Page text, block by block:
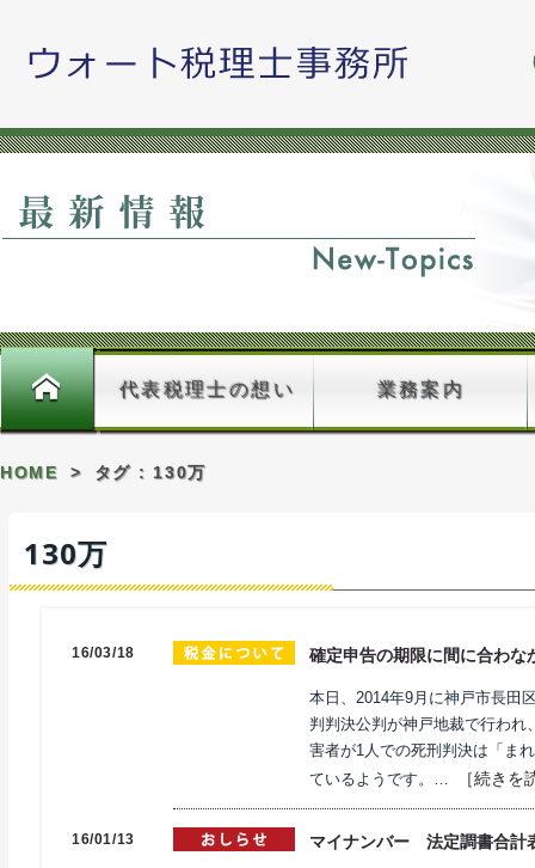
ホーム
代表税理士の想い 業務案内
HOME > タグ : 130万
130万
16/03/18 確定申告の期限に間に合わ
本日、2014年9月に神戸市長田
判判決公判が神戸地裁で行わ
害者が1人での死刑判決は「ま
ているようです。…
［続きを
16/01/13 マイナンバー 法定調書合